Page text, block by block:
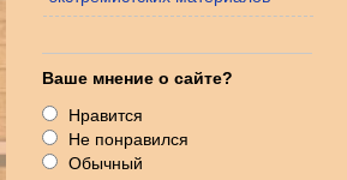
Ваше мнение о сайте?
Нравится
Не понравился
Обычный